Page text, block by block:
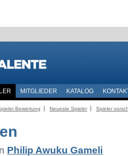
MITGLIEDER KATALOG
Bewertung Neueste Spieler
Spieler
Philip Awuku Gameli